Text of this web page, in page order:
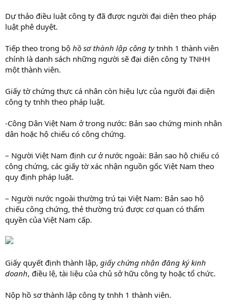
Dự thảo điều luật công ty đã được người đại diện theo pháp
luật phê duyệt.
Tiếp theo trong bộ hồ sơ thành lập công tytnhh 1 thành viên
chính là danh sách những người sẽ đại diện công ty TNHH
một thành viên.
Giấy tờ chứng thực cá nhân còn hiệu lực của người đại diện
công ty tnhh theo pháp luật.
-Công Dân Việt Nam ở trong nước: Bản sao chứng minh nhân
dân hoặc hộ chiếu có công chứng.
– Người Việt Nam định cư ở nước ngoài: Bản sao hộ chiếu có
công chứng, các giấy tờ xác nhận nguồn gốc Việt Nam theo
quy định pháp luật.
– Người nước ngoài thường trú tại Việt Nam: Bản sao hộ
chiếu công chứng, thẻ thường trú được cơ quan có thẩm
quyền của Việt Nam cấp.
Giấy quyết định thành lập, giấy chứng nhận đăng ký kinh
doanh, điều lệ, tài liệu của chủ sở hữu công ty hoặc tổ chức.
Nộp hồ sơ thành lập công ty tnhh 1 thành viên.